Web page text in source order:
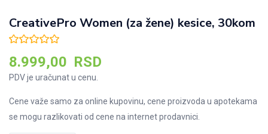
CreativePro Women (za žene) kesice, 30kom
8.999,00 RSD
PDV je uračunat u cenu.
Cene važe samo za online kupovinu, cene proizvoda u apotekama
se mogu razlikovati od cene na internet prodavnici.